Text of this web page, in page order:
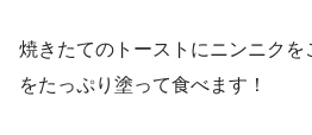
焼きたてのトーストにニンニク
をたっぷり塗って食べます！